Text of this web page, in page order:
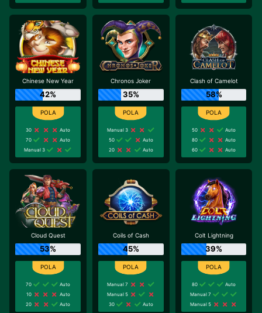
Chinese New Year
42%
30
Auto
70
Auto
Manual 3
Chronos Joker
35%
Manual 3
50
Auto
20
Auto
Clash of Camelot
58%
50
Auto
80
Auto
60
Auto
Cloud Quest
53%
70
Auto
10
Auto
20
Auto
Coils of Cash
45%
Manual 7
Manual 5
30
Auto
Colt Lightning
39%
80
Auto
Manual 7
Manual 5